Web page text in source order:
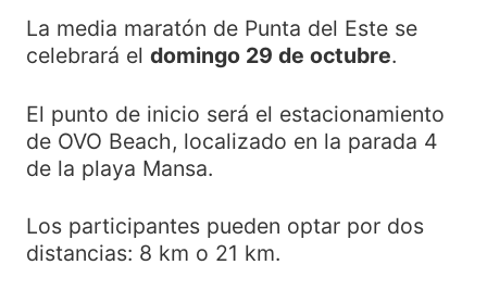
La media maratón de Punta del Este se
celebrará el domingo 29 de octubre.
El punto de inicio será el estacionamiento
de OVO Beach, localizado en la parada 4
de la playa Mansa.
Los participantes pueden optar por dos
distancias: 8 km o 21 km.